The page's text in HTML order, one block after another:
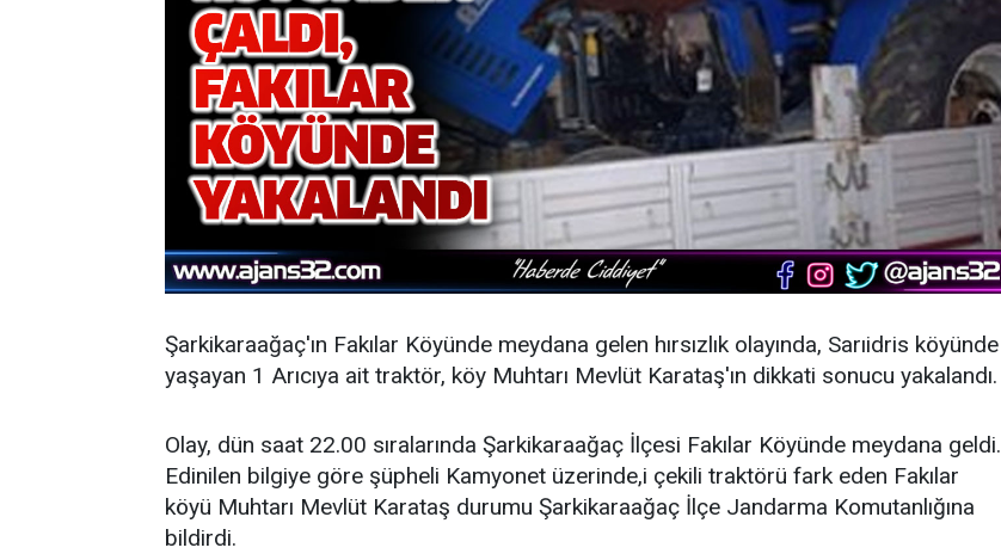
Şarkikaraağaç'ın Fakılar Köyünde meydana gelen hırsızlık olayında, Sarıidris köyünde
yaşayan 1 Arıcıya ait traktör, köy Muhtarı Mevlüt Karataş'ın dikkati sonucu yakalandı.
Olay, dün saat 22.00 sıralarında Şarkikaraağaç İlçesi Fakılar Köyünde meydana geldi.
Edinilen bilgiye göre şüpheli Kamyonet üzerinde,i çekili traktörü fark eden Fakılar
köyü Muhtarı Mevlüt Karataş durumu Şarkikaraağaç İlçe Jandarma Komutanlığına
bildirdi.